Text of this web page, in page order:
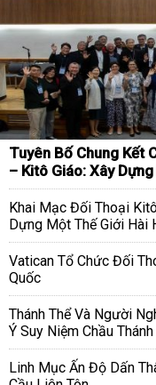
Tuyên Bố Chung Kết
– Kitô Giáo: Xây
Khai Mạc Đối Thoại
Dựng Một Thế Giới Hài
Vatican Tổ Chức Đối
Quốc
Thánh Thể Và Người
Ý Suy Niệm Chầu
Linh Mục Ấn Độ Dấn